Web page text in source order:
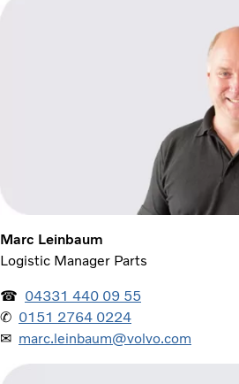
Marc Leinbaum
Logistic Manager Parts
☎ 04331 440 09 55
✆ 0151 2764 0224
✉ marc.leinbaum@volvo.com